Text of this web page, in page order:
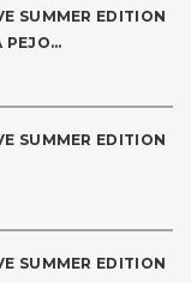
SUMMER EDITION
SUMMER EDITION
SUMMER EDITION